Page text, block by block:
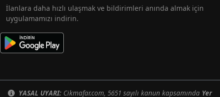
İlanlara daha hızlı ulaşmak ve bildirimleri anında almak için
uygulamamızı indirin.
YASAL UYARI: Cikmafar.com, 5651 sayılı kanun kapsamında Yer